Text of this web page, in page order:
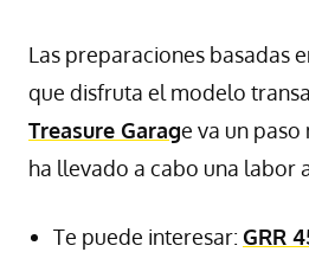
Las preparaciones basadas
que disfruta el modelo
Treasure Garage va un
ha llevado a cabo una labor
Te puede interesar: GRR